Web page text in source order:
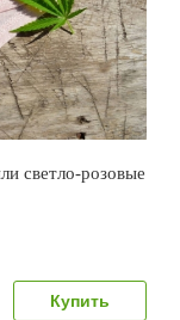
светло-розовые